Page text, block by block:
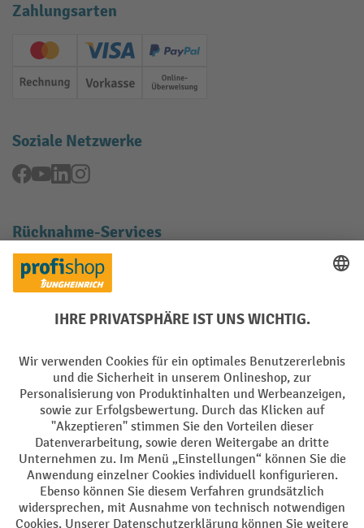
Zahlungsarten
Creditcard (Master)Creditcard (Visa)
PayPal
Rechnung Vorkasse Online-Überweisung
Soziale Netzwerke
Facebook
YouTubeLinkedInInstagram
Rücknahme-Services
Elektrogeräte Rückname
Batterie Rückname
Impressum Datenschutz
Barrierefreiheit Grounding Page Privacy Settings
Alle Preise exkl. gesetzl. Mehrwertsteuer zzgl.Versandkostenund ggf.
Nachnahmegebühren, wenn nicht anders angegeben.